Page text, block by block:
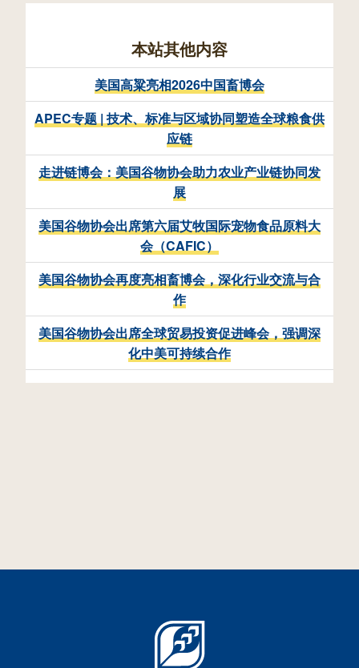
本站其他内容
美国高粱亮相2026中国畜博会
APEC专题 | 技术、标准与区域协同塑造全球粮食供
应链
走进链博会：美国谷物协会助力农业产业链协同发
展
美国谷物协会出席第六届艾牧国际宠物食品原料大
会（CAFIC）
美国谷物协会再度亮相畜博会，深化行业交流与合
作
美国谷物协会出席全球贸易投资促进峰会，强调深
化中美可持续合作
华深化务实交流与合作
2026年7月13日